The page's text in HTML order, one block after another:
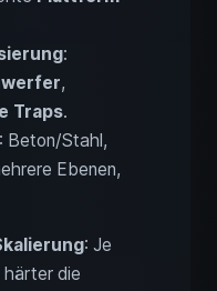
:
,
Traps.
: Beton/Stahl,
Ebenen,
: Je
die